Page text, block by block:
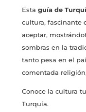
Esta guía de
cultura, fascinante
aceptar,
sombras en la
tanto pesa en el
comentada
Conoce la cultura
Turquía.